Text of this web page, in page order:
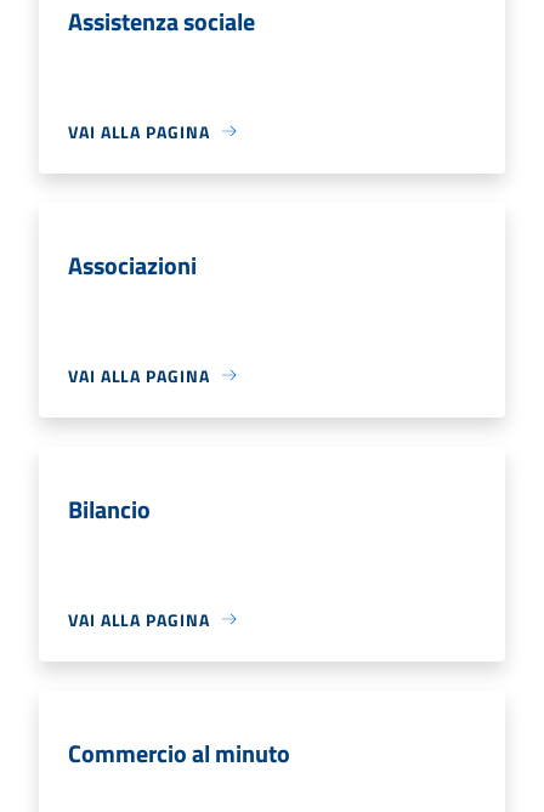
Assistenza sociale
VAI ALLA PAGINA
Associazioni
VAI ALLA PAGINA
Bilancio
VAI ALLA PAGINA
Commercio al minuto